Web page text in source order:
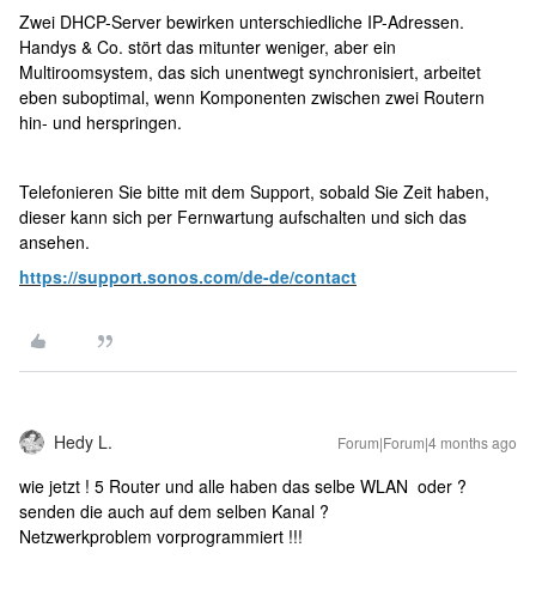
Zwei DHCP-Server bewirken unterschiedliche IP-Adressen.
Handys & Co. stört das mitunter weniger, aber ein
Multiroomsystem, das sich unentwegt synchronisiert, arbeitet
eben suboptimal, wenn Komponenten zwischen zwei Routern
hin- und herspringen.
Telefonieren Sie bitte mit dem Support, sobald Sie Zeit haben,
dieser kann sich per Fernwartung aufschalten und sich das
ansehen.
https://support.sonos.com/de-de/contact
Hedy L. Forum|Forum|4 months ago
wie jetzt ! 5 Router und alle haben das selbe WLAN oder ?
senden die auch auf dem selben Kanal ?
Netzwerkproblem vorprogrammiert !!!